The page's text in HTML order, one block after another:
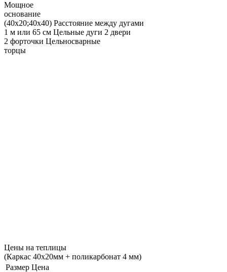
Мощное
основание
(40х20;40х40) Расстояние между дугами
1 м или 65 см Цельные дуги 2 двери
2 форточки Цельносварные
торцы
Цены на теплицы
(Каркас 40х20мм + поликарбонат 4 мм)
Размер Цена